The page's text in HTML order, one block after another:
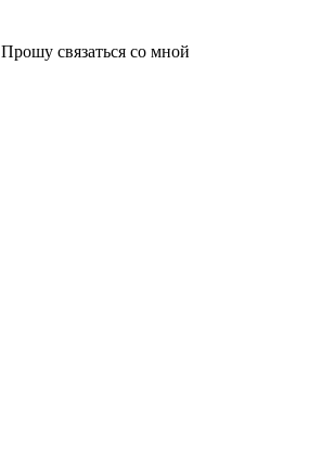
Прошу связаться со мной